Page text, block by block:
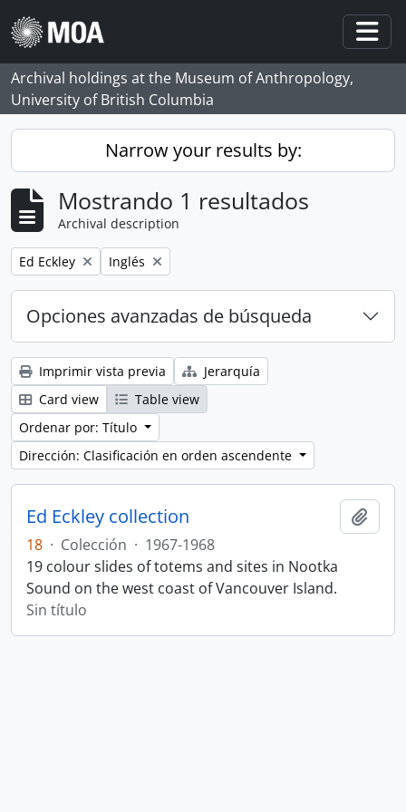
Skip to main content
Archival holdings at the Museum of Anthropology,
University of British Columbia
Narrow your results by:
Mostrando 1 resultados
Archival description
Remove filter:
Ed Eckley Remove filter:
Inglés
Opciones avanzadas de búsqueda
Imprimir vista previa
Jerarquía
Card view
Table view
Ordenar por: Título
Dirección: Clasificación en orden ascendente
Ed Eckley collection
18 · Colección · 1967-1968
19 colour slides of totems and sites in Nootka
Sound on the west coast of Vancouver Island.
Sin título